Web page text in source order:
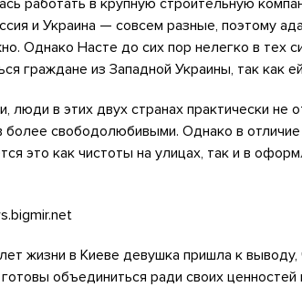
работать в крупную строительную
и Украина — совсем разные, поэтому
Однако Насте до сих пор нелегко в тех
граждане из Западной Украины, так как
люди в этих двух странах практически не
более свободолюбивыми. Однако в
это как чистоты на улицах, так и в
жизни в Киеве девушка пришла к выводу,
объединиться ради своих